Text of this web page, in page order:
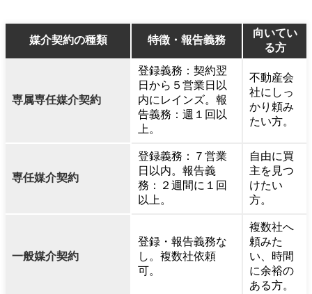
媒介契約の種類 特徴・報告義務
向いてい
る方
専属専任媒介契約
登録義務：契約翌
日から５営業日以
内にレインズ。報
告義務：週１回以
上。
不動産会
社にしっ
かり頼み
たい方。
専任媒介契約
登録義務：７営業
日以内。報告義
務：２週間に１回
以上。
自由に買
主を見つ
けたい
方。
一般媒介契約
登録・報告義務な
し。複数社依頼
可。
複数社へ
頼みた
い、時間
に余裕の
ある方。